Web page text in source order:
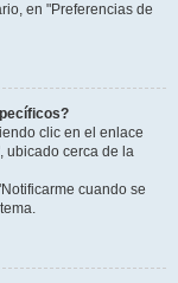
en "Preferencias de
clic en el enlace
ubicado cerca de la
cuando se